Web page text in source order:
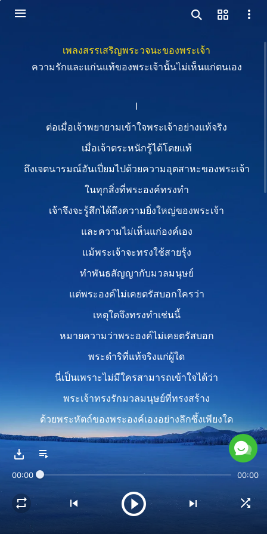
เพลงสรรเสริญพระวจนะของพระเจ้า
ความรักและแก่นแท้ของพระเจ้านั้นไม่เห็นแก่ตนเอง
I
ต่อเมื่อเจ้าพยายามเข้าใจพระเจ้าอย่างแท้จริง
เมื่อเจ้าตระหนักรู้ได้โดยแท้
ถึงเจตนารมณ์อันเปี่ยมไปด้วยความอุตสาหะของพระเจ้า
ในทุกสิ่งที่พระองค์ทรงทำ
เจ้าจึงจะรู้สึกได้ถึงความยิ่งใหญ่ของพระเจ้า
และความไม่เห็นแก่องค์เอง
แม้พระเจ้าจะทรงใช้สายรุ้ง
ทำพันธสัญญากับมวลมนุษย์
แต่พระองค์ไม่เคยตรัสบอกใครว่า
เหตุใดจึงทรงทำเช่นนี้
หมายความว่าพระองค์ไม่เคยตรัสบอก
พระดำริที่แท้จริงแก่ผู้ใด
นี่เป็นเพราะไม่มีใครสามารถเข้าใจได้ว่า
พระเจ้าทรงรักมวลมนุษย์ที่ทรงสร้าง
ด้วยพระหัตถ์ของพระองค์เองอย่างลึกซึ้งเพียงใด
และไม่มีใครสามารถรู้ซึ้งอีกด้วยว่า
แท้จริงแล้วพระหทัยของพระองค์ทนทุกข์มากเท่าใด
II
00:00 00:00